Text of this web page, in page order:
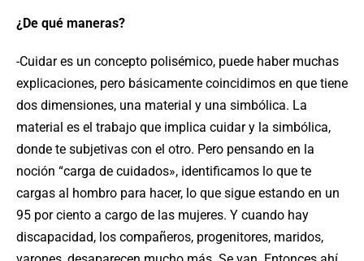
¿De qué maneras?
-Cuidar es un concepto polisémico, puede haber muchas
explicaciones, pero básicamente coincidimos en que tiene
dos dimensiones, una material y una simbólica. La
material es el trabajo que implica cuidar y la simbólica,
donde te subjetivas con el otro. Pero pensando en la
noción “carga de cuidados», identificamos lo que te
cargas al hombro para hacer, lo que sigue estando en un
95 por ciento a cargo de las mujeres. Y cuando hay
discapacidad, los compañeros, progenitores, maridos,